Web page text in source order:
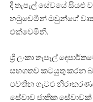
දී තැපැල් සේවයේ
හමුවෙමින් ඔවුන්ගේ
එක්වෙමිනි.
ශ්‍රී ලංකා තැපැල්
සහගතව කටයුතු කරන
පවතින ගැටළු
සේවාව ජාතික